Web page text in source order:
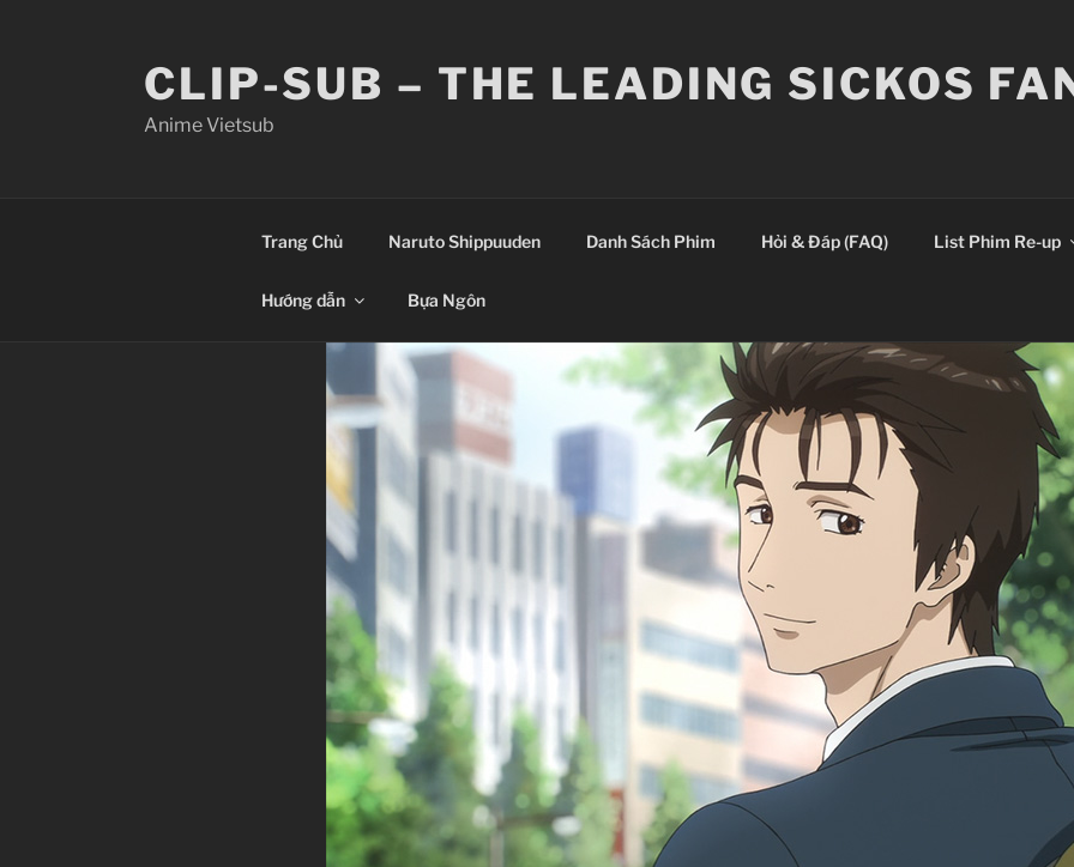
CLIP-SUB – THE LEADING SICKOS
Anime Vietsub
Trang Chủ Naruto Shippuuden Danh Sách Phim Hỏi & Đáp (FAQ) List Phim Re-up
Hướng dẫn Bựa Ngôn